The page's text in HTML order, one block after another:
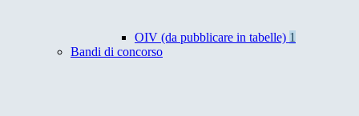
OIV (da pubblicare in tabelle) 1
Bandi di concorso